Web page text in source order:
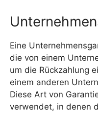
Eine
die von einem
um die Rückzahlung
einem anderen
Diese Art von
verwendet, in denen